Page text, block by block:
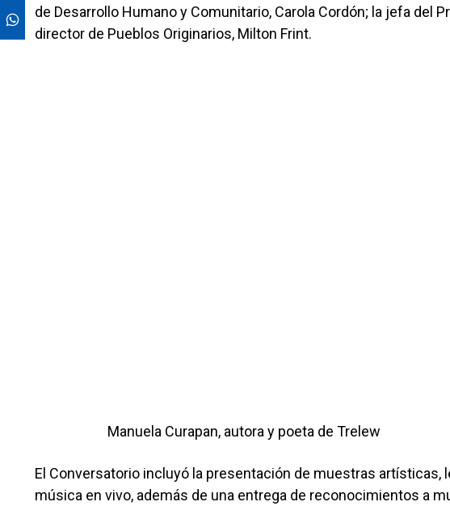
de Desarrollo Humano y Comunitario, Carola Cordón; la jefa del
director de Pueblos Originarios, Milton Frint.
Manuela Curapan, autora y poeta de Trelew
El Conversatorio incluyó la presentación de muestras
música en vivo, además de una entrega de reconocimientos a